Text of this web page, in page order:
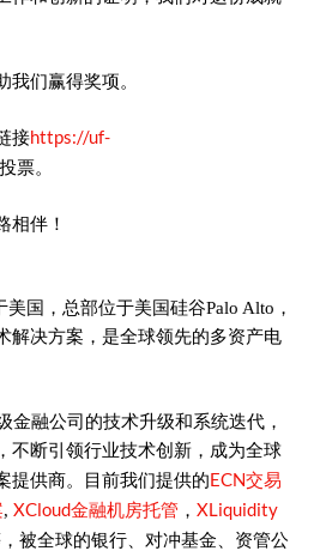
我们赢得奖项。
接https://uf-
投票。
相伴！
国，总部位于美国硅谷Palo Alto，
解决方案，是全球领先的多资产电
金融公司的技术升级和系统迭代，
不断引领行业技术创新，成为全球
提供商。目前我们提供的ECN交易
, XCloud金融机房托管 ， XLiquidity
被全球的银行、对冲基金、资管公